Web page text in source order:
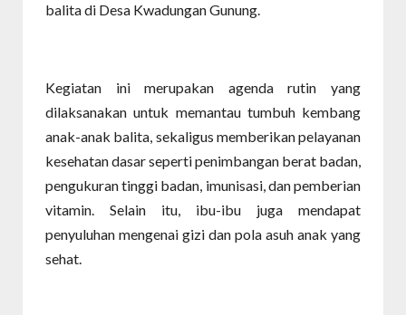
balita di Desa Kwadungan Gunung.
Kegiatan ini merupakan agenda rutin yang
dilaksanakan untuk memantau tumbuh kembang
anak-anak balita, sekaligus memberikan pelayanan
kesehatan dasar seperti penimbangan berat badan,
pengukuran tinggi badan, imunisasi, dan pemberian
vitamin. Selain itu, ibu-ibu juga mendapat
penyuluhan mengenai gizi dan pola asuh anak yang
sehat.